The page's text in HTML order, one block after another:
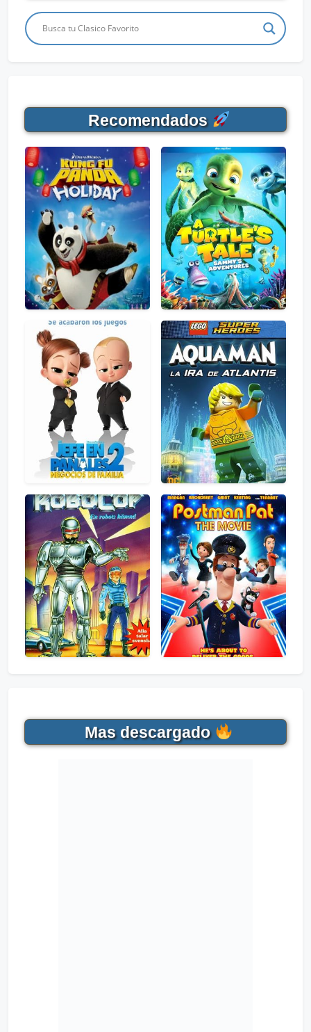
Recomendados
Mas descargado